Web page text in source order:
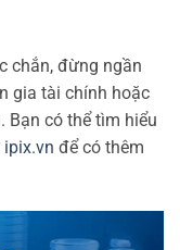
chắn, đừng ngần
gia tài chính hoặc
Bạn có thể tìm hiểu
ipix.vn để có thêm